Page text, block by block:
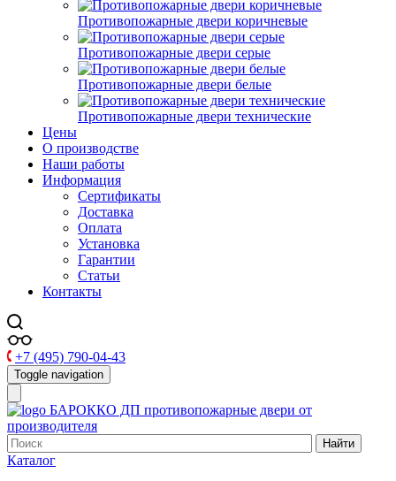
Противопожарные двери коричневые
Противопожарные двери серые
Противопожарные двери белые
Противопожарные двери технические
Цены
О производстве
Наши работы
Информация
Сертификаты
Доставка
Оплата
Установка
Гарантии
Статьи
Контакты
+7 (495) 790-04-43
Toggle navigation
БАРОККО ДП противопожарные двери от
производителя
Найти
Каталог